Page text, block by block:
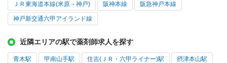
ＪＲ東海道本線(米原－神戸) 阪神本線 阪急神戸本線
神戸新交通六甲アイランド線
近隣エリアの駅で薬剤師求人を探す
青木駅 甲南山手駅 住吉(ＪＲ・六甲ライナー)駅 摂津本山駅